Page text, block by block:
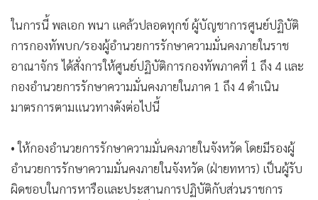
ชุมชน-คุณภาพชีวิต
อาชญากรรม
Motoring
เกม
• วิทยาศาสตร์
• หุ้น
• อินโดจีน
• กองทุนรวม
ในการนี้ พลเอก พนา แคล้วปลอดทุกข์ ผู้บัญชาการศูนย์ปฏิบัติ
การกองทัพบก/รองผู้อำนวยการรักษาความมั่นคงภายในราช
อาณาจักร ได้สั่งการให้ศูนย์ปฏิบัติการกองทัพภาคที่ 1 ถึง 4 และ
กองอำนวยการรักษาความมั่นคงภายในภาค 1 ถึง 4 ดำเนิน
มาตรการตามแนวทางดังต่อไปนี้
• ให้กองอำนวยการรักษาความมั่นคงภายในจังหวัด โดยมีรองผู้
อำนวยการรักษาความมั่นคงภายในจังหวัด (ฝ่ายทหาร) เป็นผู้รับ
ผิดชอบในการหารือและประสานการปฏิบัติกับส่วนราชการ